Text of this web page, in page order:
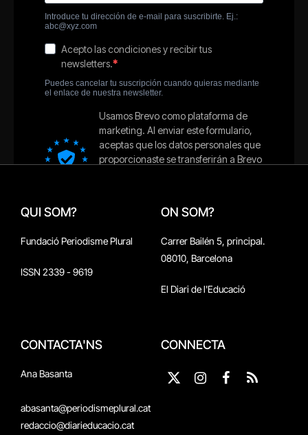
QUI SOM?
Fundació Periodisme Plural
ISSN 2339 - 9619
ON SOM?
Carrer Bailén 5, principal.
08010, Barcelona
El Diari de l'Educació
CONTACTA'NS
Ana Basanta
abasanta@periodismeplural.cat
redaccio@diarieducacio.cat
CONNECTA
X
Instagram
Facebook
RSS